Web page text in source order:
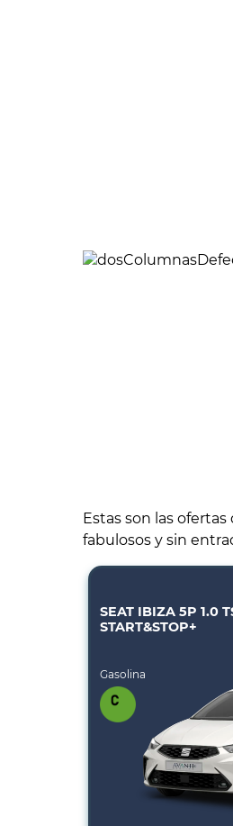
Estas son las
fabulosos y sin
SEAT IBIZA 5P 1.0
START&STOP+
Gasolina